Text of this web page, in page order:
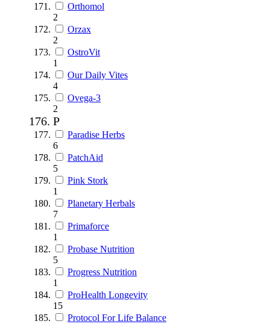
Orthomol
2
Orzax
2
OstroVit
1
Our Daily Vites
4
Ovega-3
2
P
Paradise Herbs
6
PatchAid
5
Pink Stork
1
Planetary Herbals
7
Primaforce
1
Probase Nutrition
5
Progress Nutrition
1
ProHealth Longevity
15
Protocol For Life Balance